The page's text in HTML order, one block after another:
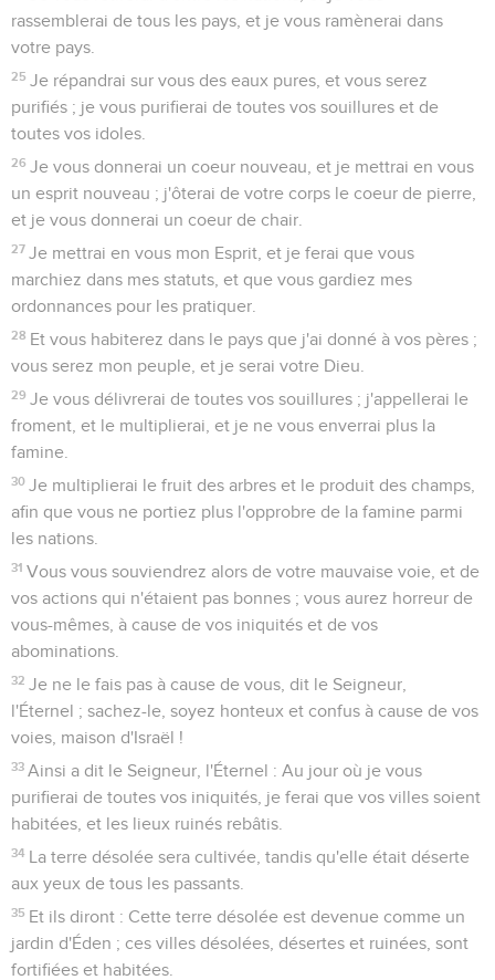
rassemblerai de tous les pays, et je vous ramènerai dans
votre pays.
25 Je répandrai sur vous des eaux pures, et vous serez
purifiés ; je vous purifierai de toutes vos souillures et de
toutes vos idoles.
26 Je vous donnerai un coeur nouveau, et je mettrai en vous
un esprit nouveau ; j'ôterai de votre corps le coeur de pierre,
et je vous donnerai un coeur de chair.
27 Je mettrai en vous mon Esprit, et je ferai que vous
marchiez dans mes statuts, et que vous gardiez mes
ordonnances pour les pratiquer.
28 Et vous habiterez dans le pays que j'ai donné à vos pères ;
vous serez mon peuple, et je serai votre Dieu.
29 Je vous délivrerai de toutes vos souillures ; j'appellerai le
froment, et le multiplierai, et je ne vous enverrai plus la
famine.
30 Je multiplierai le fruit des arbres et le produit des champs,
afin que vous ne portiez plus l'opprobre de la famine parmi
les nations.
31 Vous vous souviendrez alors de votre mauvaise voie, et de
vos actions qui n'étaient pas bonnes ; vous aurez horreur de
vous-mêmes, à cause de vos iniquités et de vos
abominations.
32 Je ne le fais pas à cause de vous, dit le Seigneur,
l'Éternel ; sachez-le, soyez honteux et confus à cause de vos
voies, maison d'Israël !
33 Ainsi a dit le Seigneur, l'Éternel : Au jour où je vous
purifierai de toutes vos iniquités, je ferai que vos villes soient
habitées, et les lieux ruinés rebâtis.
34 La terre désolée sera cultivée, tandis qu'elle était déserte
aux yeux de tous les passants.
35 Et ils diront : Cette terre désolée est devenue comme un
jardin d'Éden ; ces villes désolées, désertes et ruinées, sont
fortifiées et habitées.